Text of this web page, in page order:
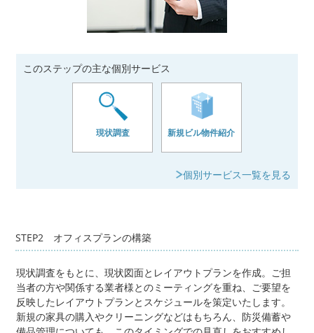
このステップの主な個別サービス
現状調査 新規ビル物件紹介
個別サービス一覧を見る
STEP2 オフィスプランの構築
現状調査をもとに、現状図面とレイアウトプランを作成。ご担
当者の方や関係する業者様とのミーティングを重ね、ご要望を
反映したレイアウトプランとスケジュールを策定いたします。
新規の家具の購入やクリーニングなどはもちろん、防災備蓄や